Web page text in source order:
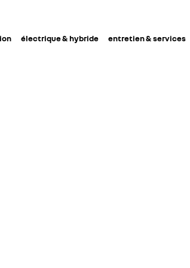
électrique & hybride entretien & services